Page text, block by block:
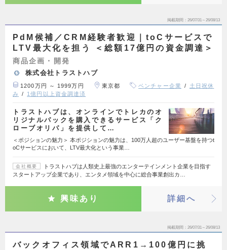
掲載期間 26/07/31～26/08/13
PdM候補／CRM経験者歓迎｜toCサービスで
LTV最大化を担う ＜総額17億円の資金調達＞
商品企画・開発
株式会社トラストハブ
1200万円 ～ 1999万円 東京都 ベンチャー企業
土日祝休
み
1億円以上資金調達済
トラストハブは、オンラインでトレカのオ
リジナルパックを購入できるサービス「ク
ローブオリパ」を提供して…
＜ポジションの魅力＞ 本ポジションの魅力は、100万人超のユーザー基盤を持つt
oCサービスにおいて、LTV最大化という事業…
会社概要
トラストハブは人類史上最強のエンターテインメント企業を目指す
スタートアップ企業であり、エンタメ領域を中心に総合事業創出カ…
興味あり 詳細へ
掲載期間 26/07/31～26/08/13
バックオフィス領域でARR1→100億円に挑